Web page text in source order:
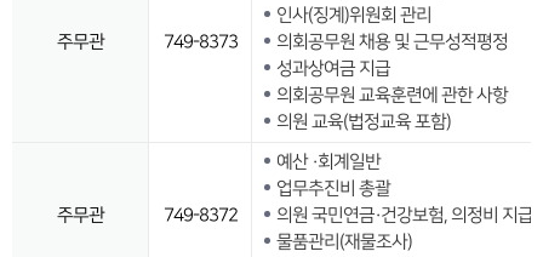
주무관 749-8373
인사(징계)위원회 관리
의회공무원 채용 및 근무성적평정
성과상여금 지급
의회공무원 교육훈련에 관한 사항
의원 교육(법정교육 포함)
주무관 749-8372
예산 ·회계일반
업무추진비 총괄
의원 국민연금·건강보험, 의정비 지급
물품관리(재물조사)